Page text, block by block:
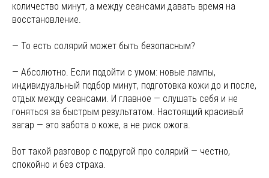
количество минут, а между сеансами давать время на
восстановление.
— То есть солярий может быть безопасным?
— Абсолютно. Если подойти с умом: новые лампы,
индивидуальный подбор минут, подготовка кожи до и после,
отдых между сеансами. И главное — слушать себя и не
гоняться за быстрым результатом. Настоящий красивый
загар — это забота о коже, а не риск ожога.
Вот такой разговор с подругой про солярий — честно,
спокойно и без страха.